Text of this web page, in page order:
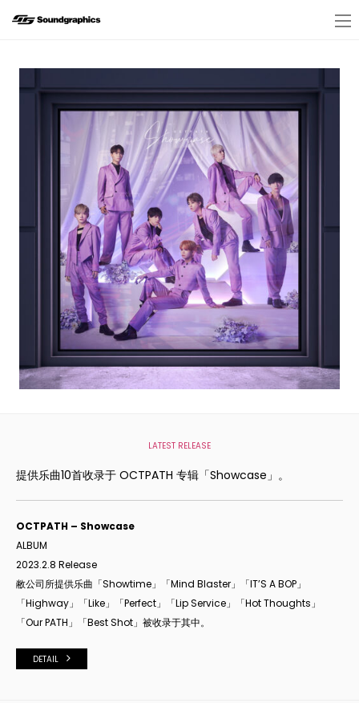
LATEST RELEASE
提供乐曲10首收录于 OCTPATH 专辑「Showcase」。
OCTPATH – Showcase
ALBUM
2023.2.8 Release
敝公司所提供乐曲「Showtime」「Mind Blaster」「IT’S A BOP」
「Highway」「Like」「Perfect」「Lip Service」「Hot Thoughts」
「Our PATH」「Best Shot」 被收录于其中。
DETAIL